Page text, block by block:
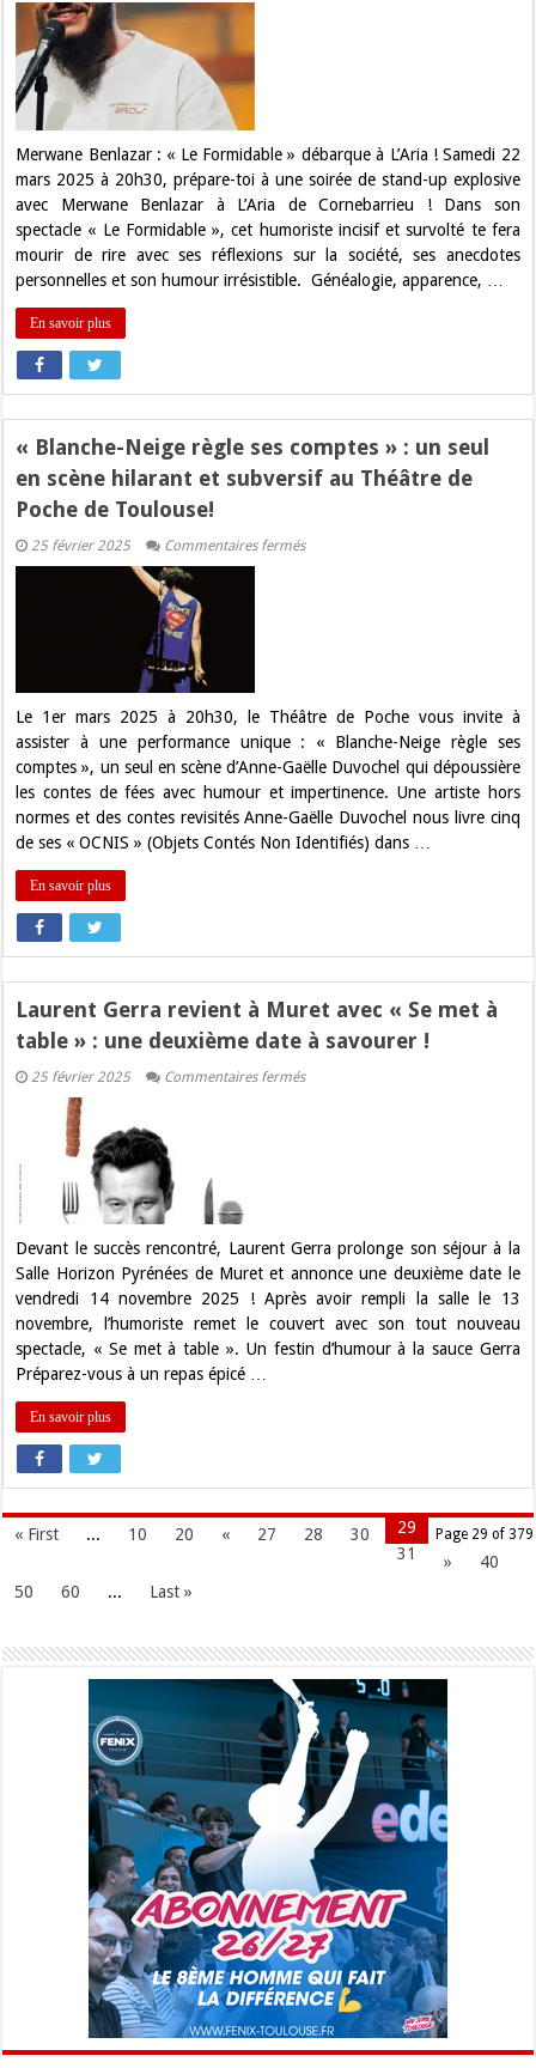
L’Aria
Samedi
22
Mars
2025
à
20h30
Merwane Benlazar : « Le Formidable » débarque à L’Aria ! Samedi 22
mars 2025 à 20h30, prépare-toi à une soirée de stand-up explosive
avec Merwane Benlazar à L’Aria de Cornebarrieu ! Dans son
spectacle « Le Formidable », cet humoriste incisif et survolté te fera
mourir de rire avec ses réflexions sur la société, ses anecdotes
personnelles et son humour irrésistible. Généalogie, apparence, …
En savoir plus
« Blanche-Neige règle ses comptes » : un seul
en scène hilarant et subversif au Théâtre de
Poche de Toulouse!
25 février 2025 Commentaires ferméssur
scène
hilarant
subversif
au
Théâtre
de
Poche
de
Le 1er mars 2025 à 20h30, le Théâtre de Poche vous invite à
assister à une performance unique : « Blanche-Neige règle ses
comptes », un seul en scène d’Anne-Gaëlle Duvochel qui dépoussière
les contes de fées avec humour et impertinence. Une artiste hors
normes et des contes revisités Anne-Gaëlle Duvochel nous livre cinq
de ses « OCNIS » (Objets Contés Non Identifiés) dans …
En savoir plus
Laurent Gerra revient à Muret avec « Se met à
table » : une deuxième date à savourer !
25 février 2025 Commentaires ferméssur
table »
une
deuxième
à
savourer
Devant le succès rencontré, Laurent Gerra prolonge son séjour à la
Salle Horizon Pyrénées de Muret et annonce une deuxième date le
vendredi 14 novembre 2025 ! Après avoir rempli la salle le 13
novembre, l’humoriste remet le couvert avec son tout nouveau
spectacle, « Se met à table ». Un festin d’humour à la sauce Gerra
Préparez-vous à un repas épicé …
En savoir plus
Page 29 of 379
« First ... 10 20 « 27 28 29
30
31
»
40
50
60 ... Last »